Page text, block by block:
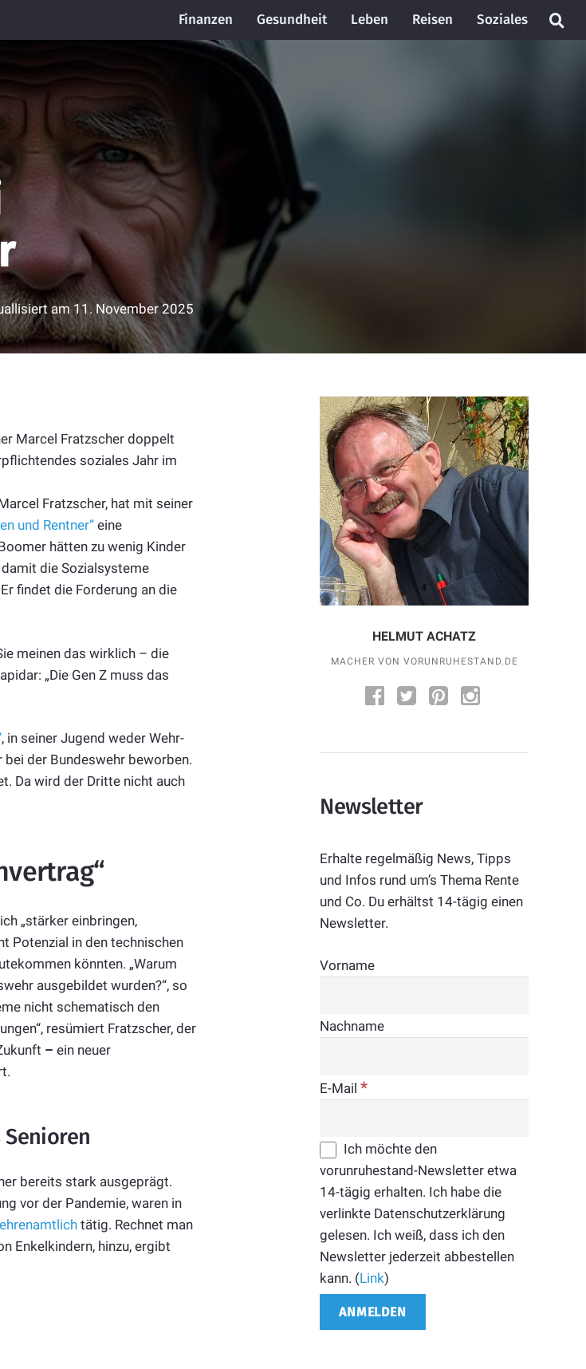
Finanzen Gesundheit Leben Reisen Soziales
am11. November 2025
Marcel Fratzscher doppelt
soziales Jahr im
Fratzscher, hat mit seiner
und Rentner“ eine
hätten zu wenig Kinder
damit die Sozialsysteme
findet die Forderung an die
meinen das wirklich – die
„Die Gen Z muss das
, in seiner Jugend weder Wehr-
der Bundeswehr beworben.
Da wird der Dritte nicht auch
„stärker einbringen,
Potenzial in den technischen
könnten. „Warum
ausgebildet wurden?“, so
nicht schematisch den
resümiert Fratzscher, der
– ein neuer
bereits stark ausgeprägt.
vor der Pandemie, waren in
ehrenamtlich tätig. Rechnet man
Enkelkindern, hinzu, ergibt
HELMUT ACHATZ
MACHER VON VORUNRUHESTAND.DE
Newsletter
Erhalte regelmäßig News, Tipps
und Infos rund um’s Thema Rente
und Co. Du erhältst 14-tägig einen
Newsletter.
Vorname
Nachname
E-Mail*
Ich möchte den
vorunruhestand-Newsletter etwa
14-tägig erhalten. Ich habe die
verlinkte Datenschutzerklärung
gelesen. Ich weiß, dass ich den
Newsletter jederzeit abbestellen
kann. (Link)